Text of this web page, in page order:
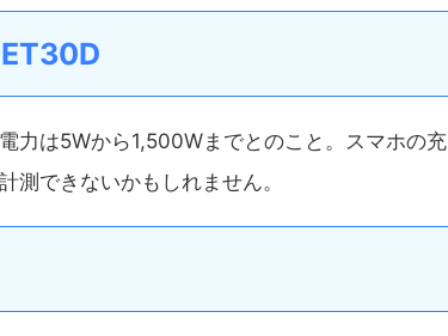
力は5Wから1,500Wまでとのこと。スマホの充
測できないかもしれません。